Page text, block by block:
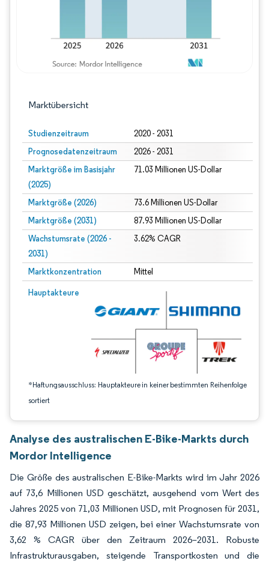
Marktübersicht
Studienzeitraum 2020 - 2031
Prognosedatenzeitraum 2026 - 2031
Marktgröße im Basisjahr
(2025)
71.03 Millionen US-Dollar
Marktgröße (2026) 73.6 Millionen US-Dollar
Marktgröße (2031) 87.93 Millionen US-Dollar
Wachstumsrate (2026 -
2031)
3.62% CAGR
Marktkonzentration Mittel
Hauptakteure
*Haftungsausschluss: Hauptakteure in keiner bestimmten Reihenfolge
sortiert
Bild © Mordor Intelligence. Wiederverwendung erfordert Namensnennung
Analyse des australischen E-Bike-Markts durch
Mordor Intelligence
Die Größe des australischen E-Bike-Markts wird im Jahr 2026
auf 73,6 Millionen USD geschätzt, ausgehend vom Wert des
Jahres 2025 von 71,03 Millionen USD, mit Prognosen für 2031,
die 87,93 Millionen USD zeigen, bei einer Wachstumsrate von
3,62 % CAGR über den Zeitraum 2026–2031. Robuste
Infrastrukturausgaben, steigende Transportkosten und die